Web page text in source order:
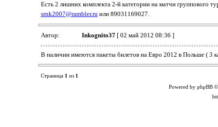
Есть 2 лишних комплекта 2-й категории на матчи группового
srnk2007@rambler.ruили 89031169027.
Автор: Inkognito37[ 02 май 2012 08:36 ]
В наличии имеются пакеты билетов на Евро 2012 в Польше ( 3
Страница 1 из 1
Powered by phpBB